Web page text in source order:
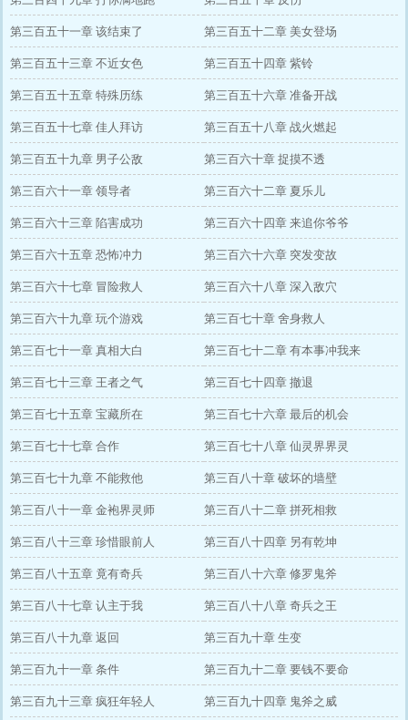
第三百五十一章 该结束了 第三百五十二章 美女登场
第三百五十三章 不近女色 第三百五十四章 紫铃
第三百五十五章 特殊历练 第三百五十六章 准备开战
第三百五十七章 佳人拜访 第三百五十八章 战火燃起
第三百五十九章 男子公敌 第三百六十章 捉摸不透
第三百六十一章 领导者 第三百六十二章 夏乐儿
第三百六十三章 陷害成功 第三百六十四章 来追你爷爷
第三百六十五章 恐怖冲力 第三百六十六章 突发变故
第三百六十七章 冒险救人 第三百六十八章 深入敌穴
第三百六十九章 玩个游戏 第三百七十章 舍身救人
第三百七十一章 真相大白 第三百七十二章 有本事冲我来
第三百七十三章 王者之气 第三百七十四章 撤退
第三百七十五章 宝藏所在 第三百七十六章 最后的机会
第三百七十七章 合作 第三百七十八章 仙灵界界灵
第三百七十九章 不能救他 第三百八十章 破坏的墙壁
第三百八十一章 金袍界灵师 第三百八十二章 拼死相救
第三百八十三章 珍惜眼前人 第三百八十四章 另有乾坤
第三百八十五章 竟有奇兵 第三百八十六章 修罗鬼斧
第三百八十七章 认主于我 第三百八十八章 奇兵之王
第三百八十九章 返回 第三百九十章 生变
第三百九十一章 条件 第三百九十二章 要钱不要命
第三百九十三章 疯狂年轻人 第三百九十四章 鬼斧之威